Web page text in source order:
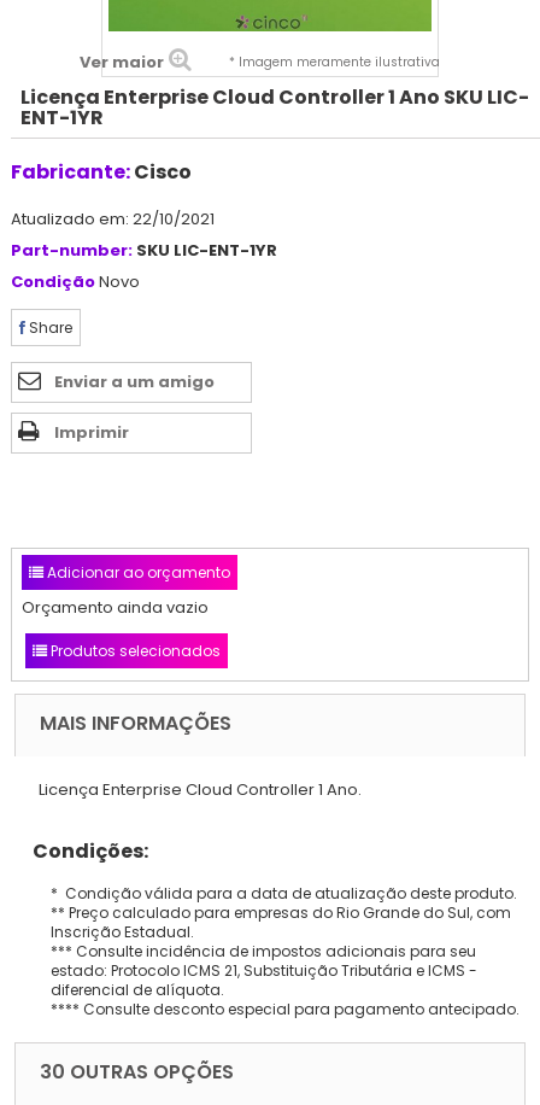
Ver maior * Imagem meramente ilustrativa
Licença Enterprise Cloud Controller 1 Ano SKU LIC-
ENT-1YR
Fabricante:Cisco
Atualizado em: 22/10/2021
Part-number: SKU LIC-ENT-1YR
CondiçãoNovo
Share
Enviar a um amigo
Imprimir
Adicionar ao orçamento
Orçamento ainda vazio
Produtos selecionados
MAIS INFORMAÇÕES
Licença Enterprise Cloud Controller 1 Ano.
Condições:
* Condição válida para a data de atualização deste produto.
** Preço calculado para empresas do Rio Grande do Sul, com
Inscrição Estadual.
*** Consulte incidência de impostos adicionais para seu
estado: Protocolo ICMS 21, Substituição Tributária e ICMS -
diferencial de alíquota.
**** Consulte desconto especial para pagamento antecipado.
30 OUTRAS OPÇÕES